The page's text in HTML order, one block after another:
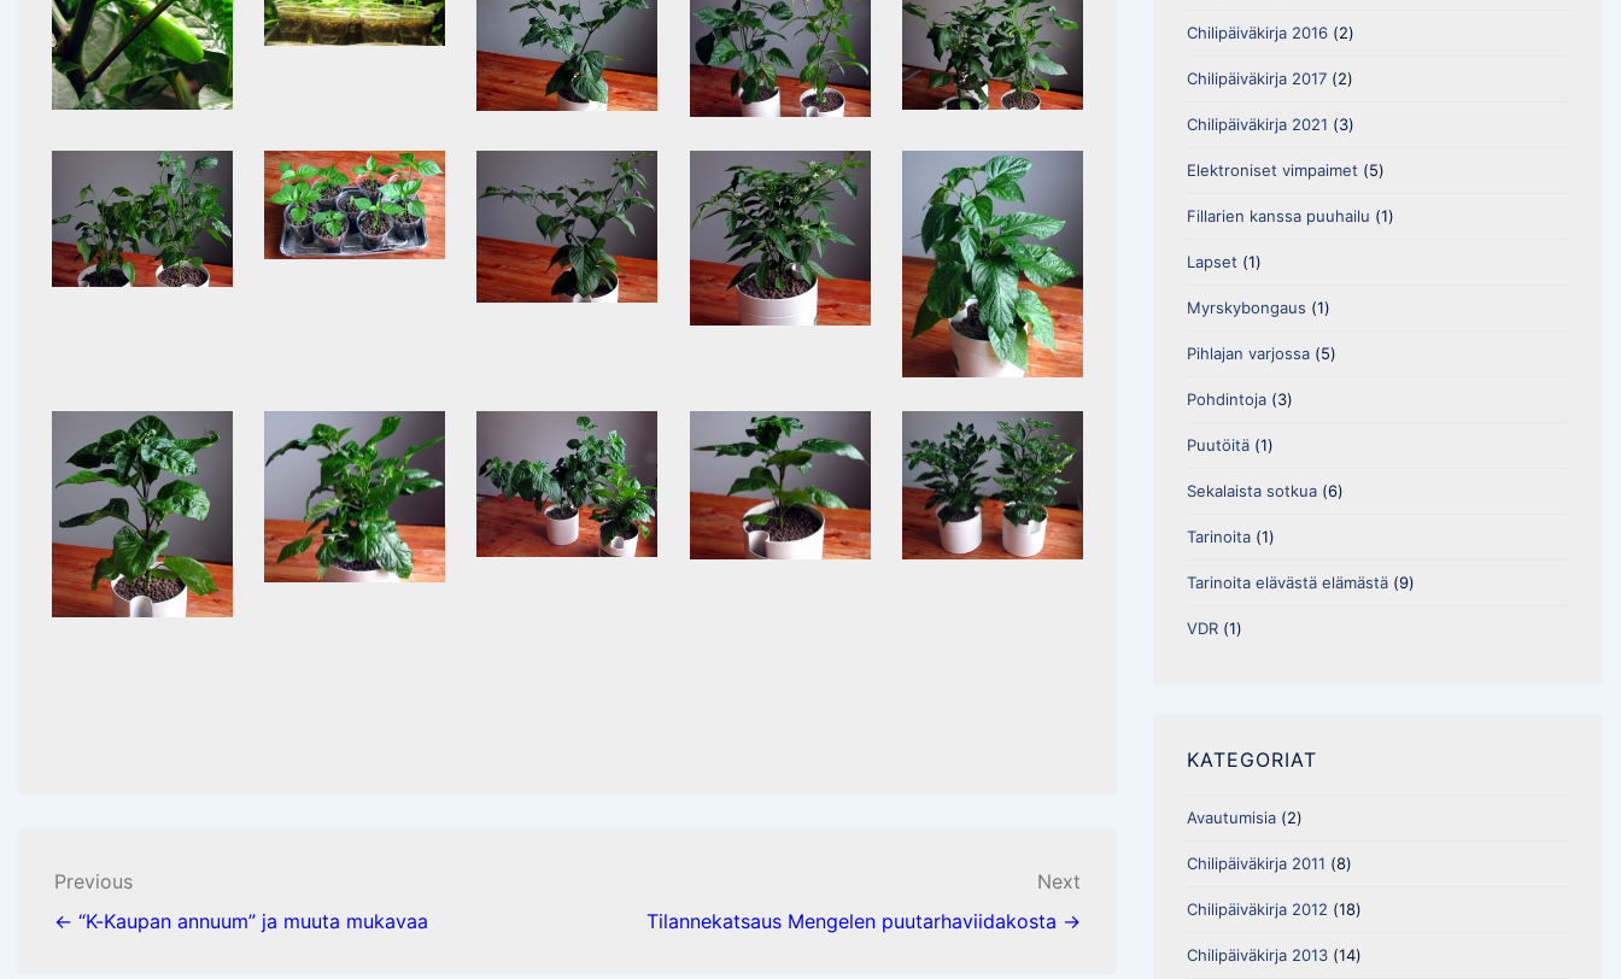
Post
navigation
Previous
← “K-Kaupan annuum” ja muuta mukavaa
Next
Tilannekatsaus Mengelen puutarhaviidakosta →
Chilipäiväkirja 2016(2)
Chilipäiväkirja 2017(2)
Chilipäiväkirja 2021 (3)
Elektroniset vimpaimet (5)
Fillarien kanssa puuhailu (1)
Lapset (1)
Myrskybongaus (1)
Pihlajan varjossa(5)
Pohdintoja(3)
Puutöitä(1)
Sekalaista sotkua(6)
Tarinoita(1)
Tarinoita elävästä elämästä(9)
VDR(1)
KATEGORIAT
Avautumisia(2)
Chilipäiväkirja 2011 (8)
Chilipäiväkirja 2012 (18)
Chilipäiväkirja 2013(14)